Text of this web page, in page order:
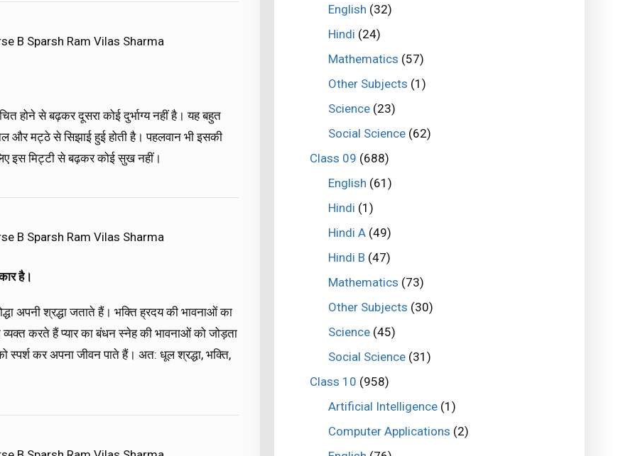
B Sparsh Ram Vilas Sharma
होने से बढ़कर दूसरा कोई दुर्भाग्य नहीं है। यह बहुत
और मट्ठे से सिझाई हुई होती है। पहलवान भी इसकी
इस मिट्टी से बढ़कर कोई सुख नहीं।
B Sparsh Ram Vilas Sharma
है।
अपनी श्रद्धा जताते हैं। भक्ति ह्रदय की भावनाओं का
करते हैं प्यार का बंधन स्नेह की भावनाओं को जोड़ता
कर अपना जीवन पाते हैं। अत: धूल श्रद्धा, भक्ति,
English (32)
Hindi (24)
Mathematics (57)
Other Subjects (1)
Science(23)
Social Science(62)
Class 09 (688)
English (61)
Hindi (1)
Hindi A(49)
Hindi B (47)
Mathematics (73)
Other Subjects (30)
Science(45)
Social Science(31)
Class 10 (958)
Artificial Intelligence(1)
Computer Applications (2)